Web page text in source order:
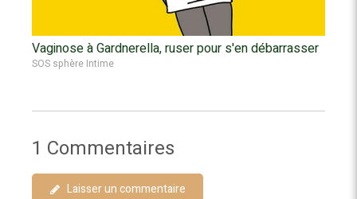
Vaginose à Gardnerella, ruser pour s'en débarrasser
SOS sphère Intime
1 Commentaires
Laisser un commentaire